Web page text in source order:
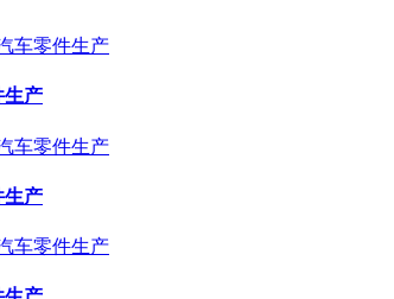
生产
生产